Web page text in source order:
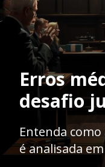
Erros
desafio
Entenda
é analisada